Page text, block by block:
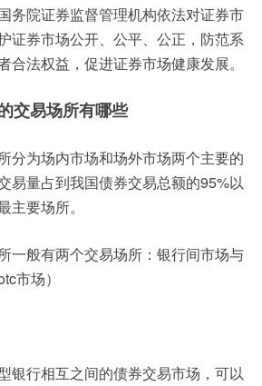
务院证券监督管理机构依法对证券市
证券市场公开、公平、公正，防范系
合法权益，促进证券市场健康发展。
交易场所有哪些
分为场内市场和场外市场两个主要的
易量占到我国债券交易总额的95%以
主要场所。
一般有两个交易场所：银行间市场与
市场）
银行相互之间的债券交易市场，可以